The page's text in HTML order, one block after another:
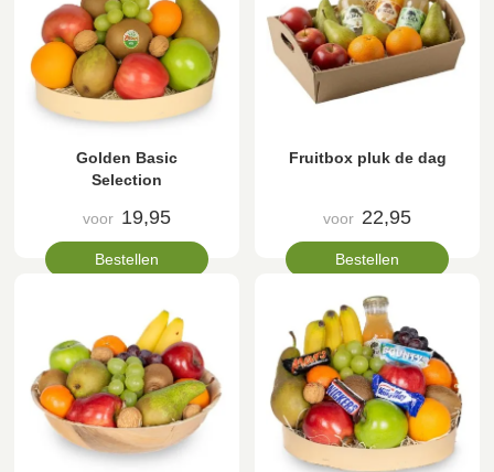
Golden Basic
Selection
voor 19,95
Bestellen
Fruitbox pluk de dag
voor 22,95
Bestellen